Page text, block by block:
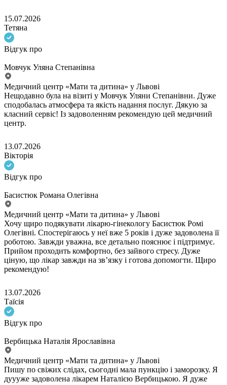
15.07.2026
Тетяна
Відгук про
Мовчук Уляна Степанівна
Медичний центр «Мати та дитина» у Львові
Нещодавно була на візиті у Мовчук Уляни Степанівни. Дуже
сподобалась атмосфера та якість надання послуг. Дякую за
класний сервіс! Із задоволенням рекомендую цей медичний
центр.
13.07.2026
Вікторія
Відгук про
Басистюк Романа Олегівна
Медичний центр «Мати та дитина» у Львові
Хочу щиро подякувати лікарю-гінекологу Басистюк Ромі
Олегівні. Спостерігаюсь у неї вже 5 років і дуже задоволена її
роботою. Завжди уважна, все детально пояснює і підтримує.
Прийом проходить комфортно, без зайвого стресу. Дуже
ціную, що лікар завжди на зв’язку і готова допомогти. Щиро
рекомендую!
13.07.2026
Таїсія
Відгук про
Вербицька Наталія Ярославівна
Медичний центр «Мати та дитина» у Львові
Пишу по свіжих слідах, сьогодні мала пункцію і заморозку. Я
дуууже задоволена лікарем Наталією Вербицькою. Я дуже